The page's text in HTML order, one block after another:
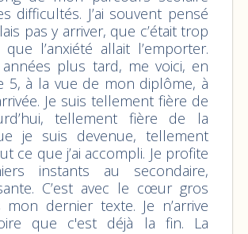
difficultés. J’ai souvent pensé
pas y arriver, que c’était trop
l’anxiété allait l’emporter.
plus tard, me voici, en
5, à la vue de mon diplôme, à
Je suis tellement fière de
tellement fière de la
je suis devenue, tellement
ce que j’ai accompli. Je profite
instants au secondaire,
C’est avec le cœur gros
mon dernier texte. Je n’arrive
que c'est déjà la fin. La